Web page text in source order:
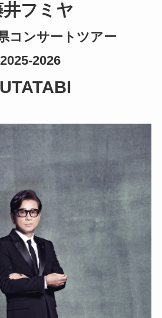
井フミヤ
コンサートツアー
2025-2026